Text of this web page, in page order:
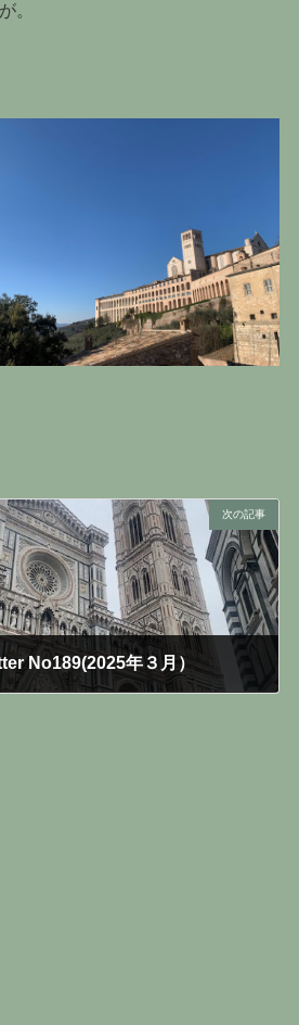
。
次の記事
No189(2025年３月）